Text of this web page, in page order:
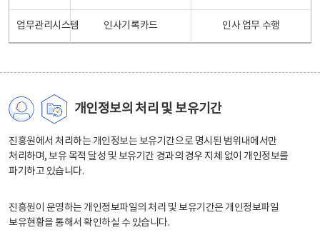
업무관리시스템 인사기록카드 인사 업무 수행
개인정보의 처리 및 보유기간
진흥원에서 처리하는 개인정보는 보유기간으로 명시된 범위내에서만
처리하며, 보유 목적 달성 및 보유기간 경과의 경우 지체 없이 개인정보를
파기하고 있습니다.
진흥원이 운영하는 개인정보파일의 처리 및 보유기간은 개인정보파일
보유현황을 통해서 확인하실 수 있습니다.